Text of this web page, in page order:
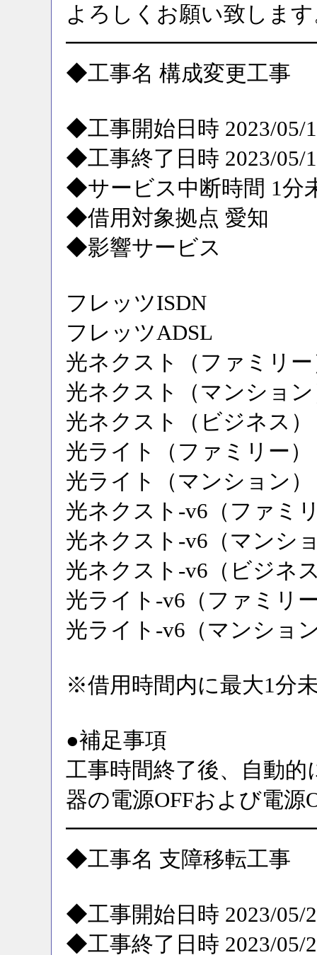
よろしくお願い致しま
◆工事名 構成変更工事
◆工事開始日時 2023/05/
◆工事終了日時 2023/05/
◆サービス中断時間 1分
◆借用対象拠点 愛知
◆影響サービス
フレッツISDN
フレッツADSL
光ネクスト（ファミリ
光ネクスト（マンショ
光ネクスト（ビジネス）
光ライト（ファミリー）
光ライト（マンション）
光ネクスト-v6（ファミ
光ネクスト-v6（マンシ
光ネクスト-v6（ビジネ
光ライト-v6（ファミリ
光ライト-v6（マンショ
※借用時間内に最大1分
●補足事項
工事時間終了後、自動
器の電源OFFおよび電
◆工事名 支障移転工事
◆工事開始日時 2023/05/
◆工事終了日時 2023/05/